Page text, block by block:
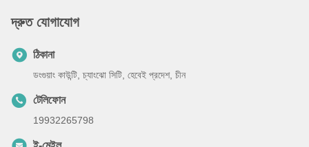
দ্রুত যোগাযোগ
ঠিকানা
ডংগুয়াং কাউন্টি, চ্যাংঝো সিটি, হেবেই প্রদেশ, চীন
টেলিফোন
19932265798